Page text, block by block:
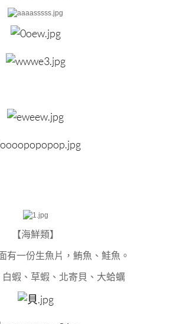
【海鮮類】
有一份生魚片，鮪魚、鮭魚。
蝦、草蝦、北寄貝、大蛤蠣